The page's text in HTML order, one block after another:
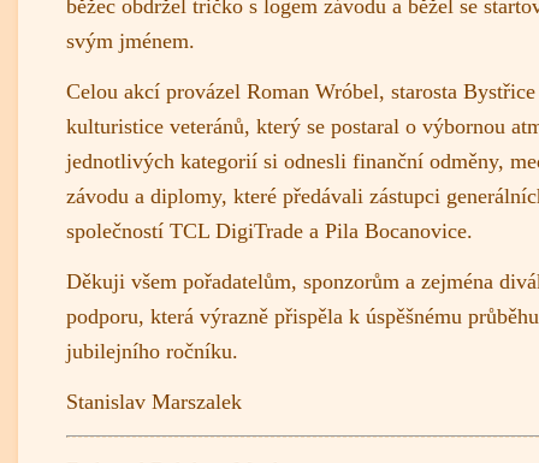
běžec obdržel tričko s logem závodu a běžel se
svým jménem.
Celou akcí provázel Roman Wróbel, starosta
kulturistice veteránů, který se postaral o výbornou
jednotlivých kategorií si odnesli finanční odměny,
závodu a diplomy, které předávali zástupci
společností TCL DigiTrade a Pila Bocanovice.
Děkuji všem pořadatelům, sponzorům a zejména
podporu, která výrazně přispěla k úspěšnému
jubilejního ročníku.
Stanislav Marszalek